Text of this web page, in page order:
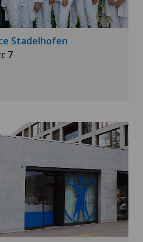
Stadelhofen
7